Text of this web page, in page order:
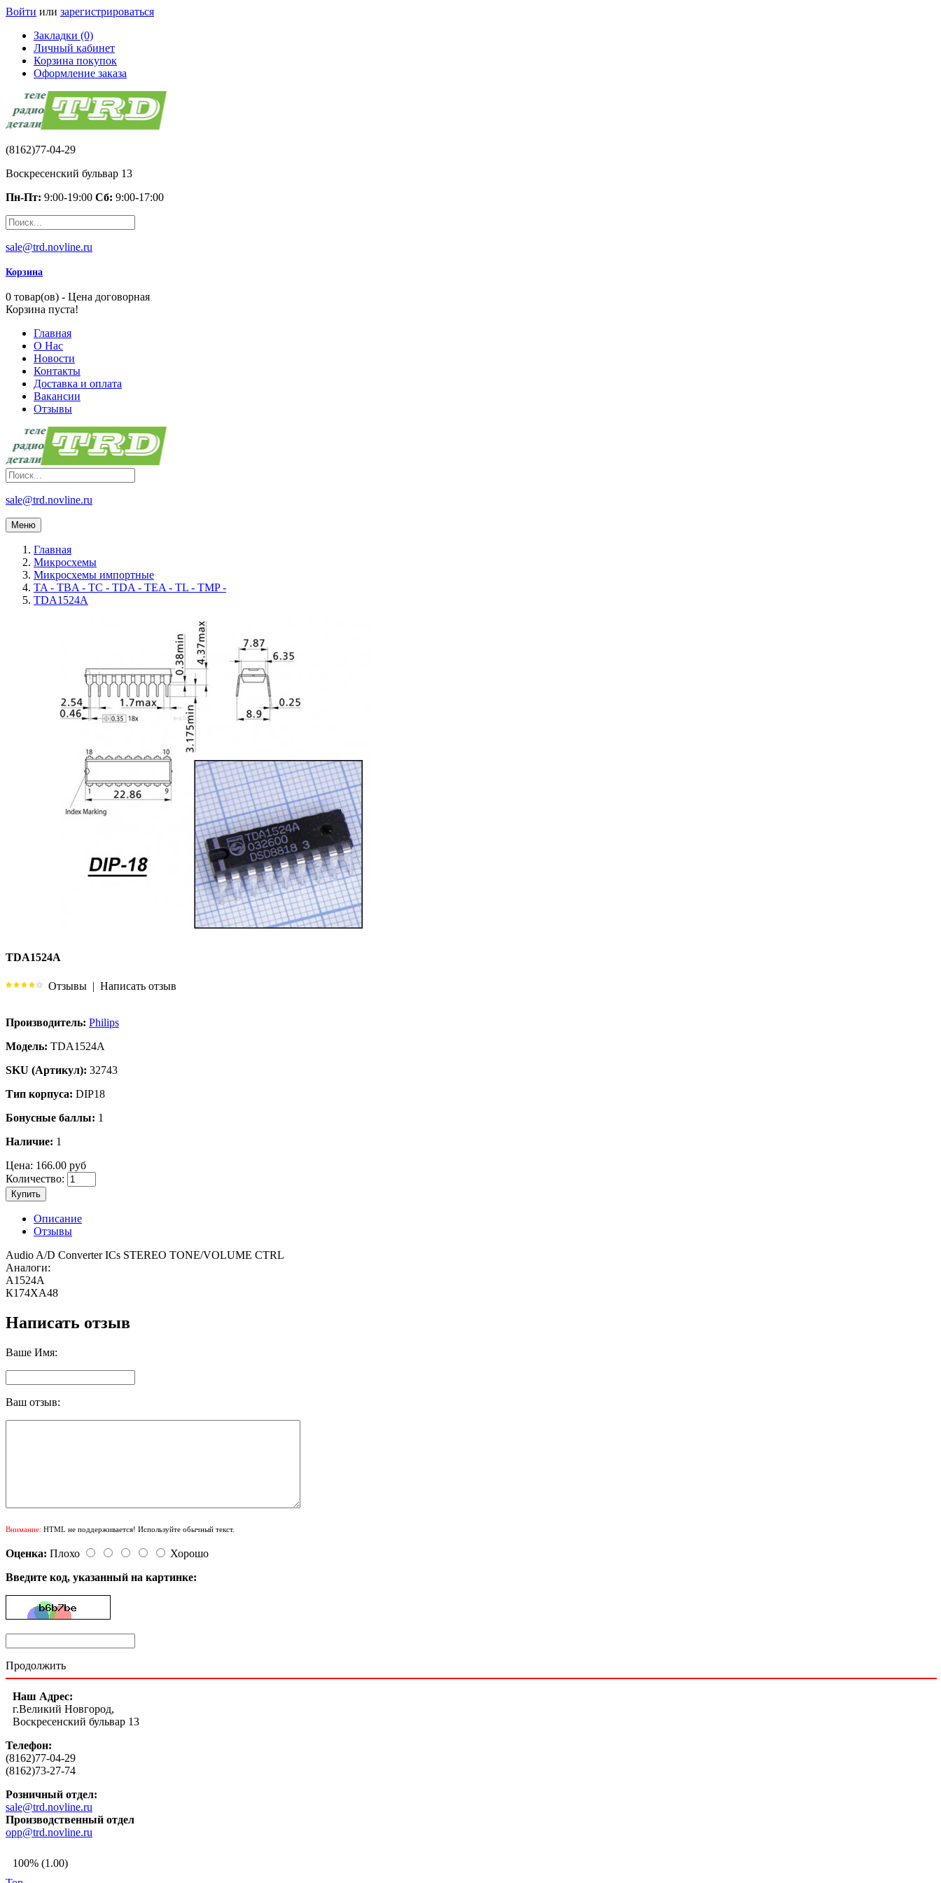
Войти или зарегистрироваться
Закладки (0)
Личный кабинет
Корзина покупок
Оформление заказа
(8162)77-04-29
Воскресенский бульвар 13
Пн-Пт: 9:00-19:00 Сб: 9:00-17:00
sale@trd.novline.ru
Корзина
0 товар(ов) - Цена договорная
Корзина пуста!
Главная
О Нас
Новости
Контакты
Доставка и оплата
Вакансии
Отзывы
sale@trd.novline.ru
Меню
Главная
Микросхемы
Микросхемы импортные
TA - TBA - TC - TDA - TEA - TL - TMP -
TDA1524A
TDA1524A
Отзывы | Написать отзыв
Производитель: Philips
Модель: TDA1524A
SKU (Артикул): 32743
Тип корпуса: DIP18
Бонусные баллы: 1
Наличие: 1
Цена: 166.00 руб
Количество:
Купить
Описание
Отзывы
Audio A/D Converter ICs STEREO TONE/VOLUME CTRL
Аналоги:
A1524A
К174ХА48
Написать отзыв
Ваше Имя:
Ваш отзыв:
Внимание: HTML не поддерживается! Используйте обычный текст.
Оценка: Плохо
Хорошо
Введите код, указанный на картинке:
Продолжить
Наш Адрес:
г.Великий Новгород,
Воскресенский бульвар 13
Телефон:
(8162)77-04-29
(8162)73-27-74
Розничный отдел:
sale@trd.novline.ru
Производственный отдел
opp@trd.novline.ru
100% (1.00)